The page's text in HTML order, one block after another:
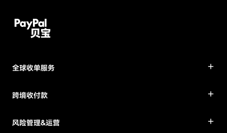
全球收单服务
跨境收付款
风险管理&运营